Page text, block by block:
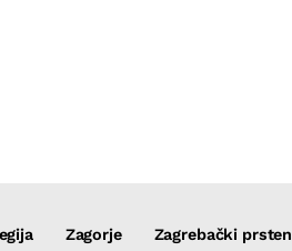
Zagorje Zagrebački prsten